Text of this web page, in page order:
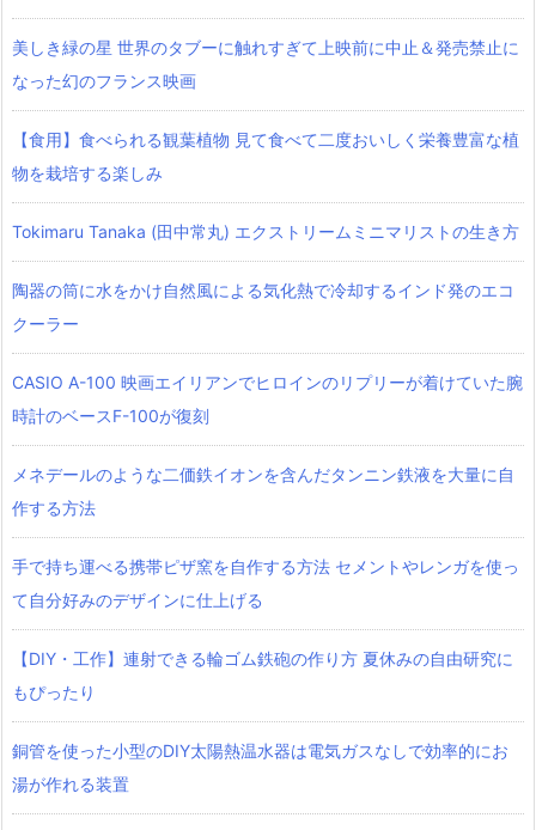
美しき緑の星 世界のタブーに触れすぎて上映前に中止＆発売禁止に
なった幻のフランス映画
【食用】食べられる観葉植物 見て食べて二度おいしく栄養豊富な植
物を栽培する楽しみ
Tokimaru Tanaka (田中常丸) エクストリームミニマリストの生き方
陶器の筒に水をかけ自然風による気化熱で冷却するインド発のエコ
クーラー
CASIO A-100 映画エイリアンでヒロインのリプリーが着けていた腕
時計のベースF-100が復刻
メネデールのような二価鉄イオンを含んだタンニン鉄液を大量に自
作する方法
手で持ち運べる携帯ピザ窯を自作する方法 セメントやレンガを使っ
て自分好みのデザインに仕上げる
【DIY・工作】連射できる輪ゴム鉄砲の作り方 夏休みの自由研究に
もぴったり
銅管を使った小型のDIY太陽熱温水器は電気ガスなしで効率的にお
湯が作れる装置